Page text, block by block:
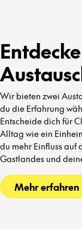
Wir bieten zwei
du die Erfahrung
Entscheide dich für
Alltag wie ein
du mehr Einfluss auf
Gastlandes und
Mehr erfahren